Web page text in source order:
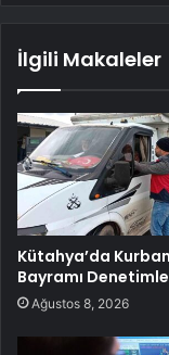
İlgili Makaleler
Kütahya’da Kurban
Bayramı
Ağustos 8, 2026